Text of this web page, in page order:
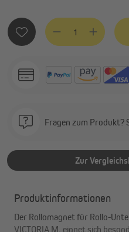
Produkt Anzahl: Gib
Fragen zum Produkt?
Zur
Produktinformationen
Der Rollomagnet für Rollo-
VICTORIA M, eignet sich